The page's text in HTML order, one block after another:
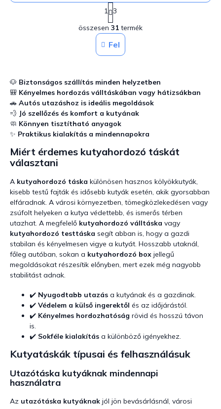
L
i
s
t
a
r
á
n
y
í
t
á
e
m
e
i
L
a
p
o
á
s
1 3
összesen 31 termék
Fel
🐶 Biztonságos szállítás minden helyzetben
🎒 Kényelmes hordozás válltáskában vagy hátizsákban
🚗 Autós utazáshoz is ideális megoldások
💨 Jó szellőzés és komfort a kutyának
🧼 Könnyen tisztítható anyagok
✨ Praktikus kialakítás a mindennapokra
Miért érdemes kutyahordozó táskát
választani
A kutyahordozó táska különösen hasznos kölyökkutyák,
kisebb testű fajták és idősebb kutyák esetén, akik gyorsabban
elfáradnak. A városi környezetben, tömegközlekedésen vagy
zsúfolt helyeken a kutya védettebb, és ismerős térben
utazhat. A megfelelő kutyahordozó válltáska vagy
kutyahordozó testtáska segít abban is, hogy a gazdi
stabilan és kényelmesen vigye a kutyát. Hosszabb utaknál,
főleg autóban, sokan a kutyahordozó box jellegű
megoldásokat részesítik előnyben, mert ezek még nagyobb
stabilitást adnak.
✔️ Nyugodtabb utazás a kutyának és a gazdinak.
✔️ Védelem a külső ingerektől és az időjárástól.
✔️ Kényelmes hordozhatóság rövid és hosszú távon
is.
✔️ Sokféle kialakítás a különböző igényekhez.
Kutyatáskák típusai és felhasználásuk
Utazótáska kutyáknak mindennapi
használatra
Az utazótáska kutyáknak jól jön bevásárlásnál, városi